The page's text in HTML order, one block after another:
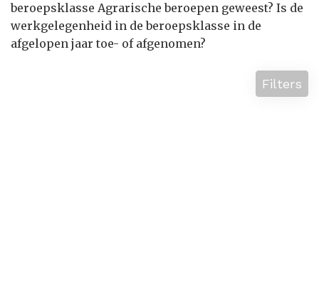
beroepsklasse Agrarische beroepen geweest? Is de
werkgelegenheid in de beroepsklasse in de
afgelopen jaar toe- of afgenomen?
Filters